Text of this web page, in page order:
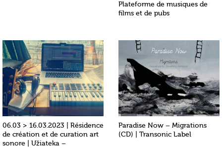
Plateforme de musiques de
films et de pubs
06.03 > 16.03.2023 | Résidence
de création et de curation art
sonore | Užiateka –
Paradise Now – Migrations
(CD) | Transonic Label